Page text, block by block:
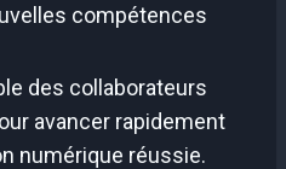
compétences
des collaborateurs
avancer rapidement
numérique réussie.